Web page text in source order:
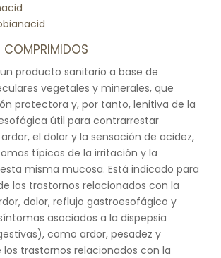
producto sanitario a base de
vegetales y minerales, que
protectora y, por tanto, lenitiva de la
útil para contrarrestar
el dolor y la sensación de acidez,
típicos de la irritación y la
misma mucosa. Está indicado para
los trastornos relacionados con la
dolor, reflujo gastroesofágico y
asociados a la dispepsia
como ardor, pesadez y
trastornos relacionados con la